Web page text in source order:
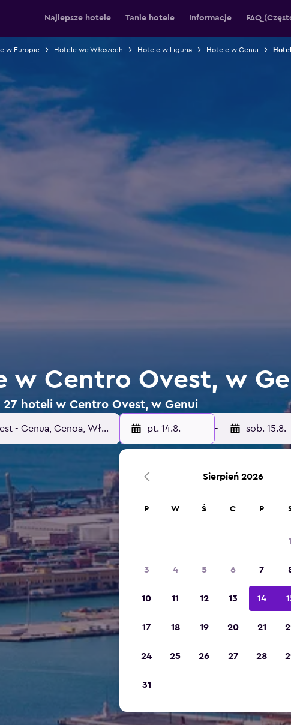
Najlepsze hotele Tanie hotele Informacje FAQ
w Europie Hotele we Włoszech Hotele w Liguria Hotele w Genui
w Centro Ovest, w
hoteli w Centro Ovest, w Genui
pt. 14.8. - sob. 15.8.
Sierpień 2026
P W Ś C P
1
3 4 5 6 7
10 11 12 13 14
17 18 19 20 21
24 25 26 27 28
31